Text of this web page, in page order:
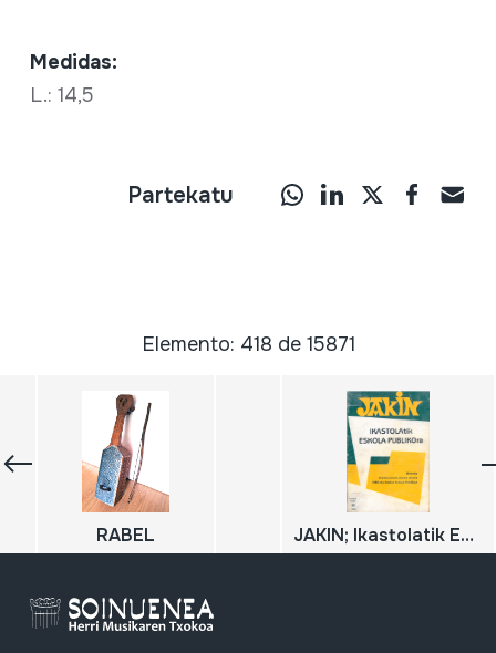
Medidas:
L.: 14,5
Partekatu
Elemento: 418 de 15871
RABEL JAKIN; Ikastolatik Eskola Publikora;